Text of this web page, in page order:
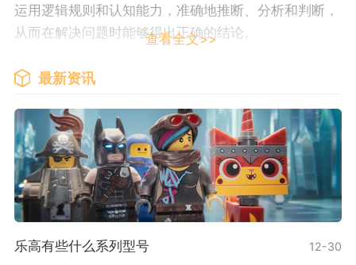
运用逻辑规则和认知能力，准确地推断、分析和判断，
从而在解决问题时能够得出正确的结论。
乐高和逻辑高在实践中的应用也有所不同。乐高在
教育领域被广泛运用。在学校中，教师可以利用乐高积
木来进行团队合作和创新的培养。在机器人编程方面，
乐高EV3系列可以帮助学生学习基本的编程思维和算法
逻辑。而逻辑高则广泛应用于科学、数学和哲学等学
科。逻辑学作为一门学科，研究的是如何正确地进行推
理和论证，对于培养人们的批判性思维和思辨能力有着
重要作用。
查看全文>>
最新资讯
乐高有些什么系列型号 12-30